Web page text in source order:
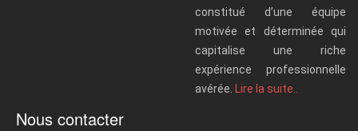
constitué d’une équipe
motivée et déterminée qui
capitalise une riche
expérience professionnelle
avérée.
Lire la suite..
Nous contacter